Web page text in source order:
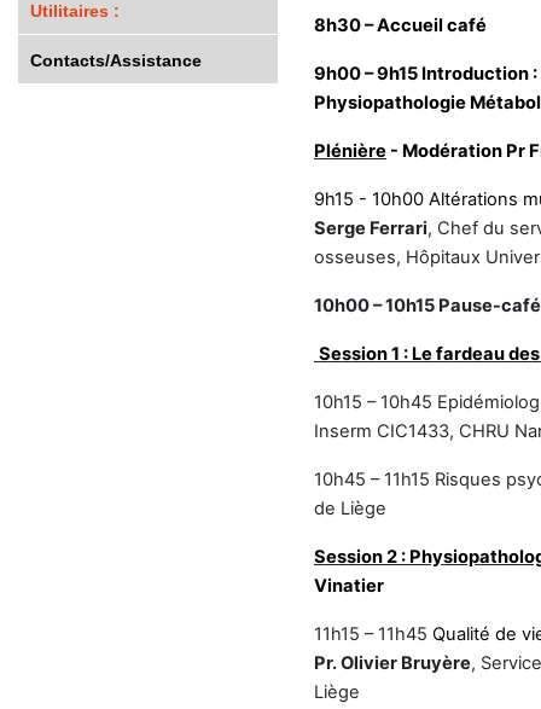
Utilitaires :
Contacts/Assistance
8h30 – Accueil café
9h00 – 9h15 Introduction
Physiopathologie
Plénière - Modération Pr
9h15 - 10h00 Altérations
Serge Ferrari, Chef du
osseuses, Hôpitaux
10h00 – 10h15 Pause-café
Session 1 : Lefardeau des
10h15 – 10h45
Inserm CIC1433, CHRU
10h45 – 11h15 Risques
de Liège
Session 2 :
Vinatier
11h15 – 11h45 Qualité de
Pr. Olivier Bruyère,
Liège